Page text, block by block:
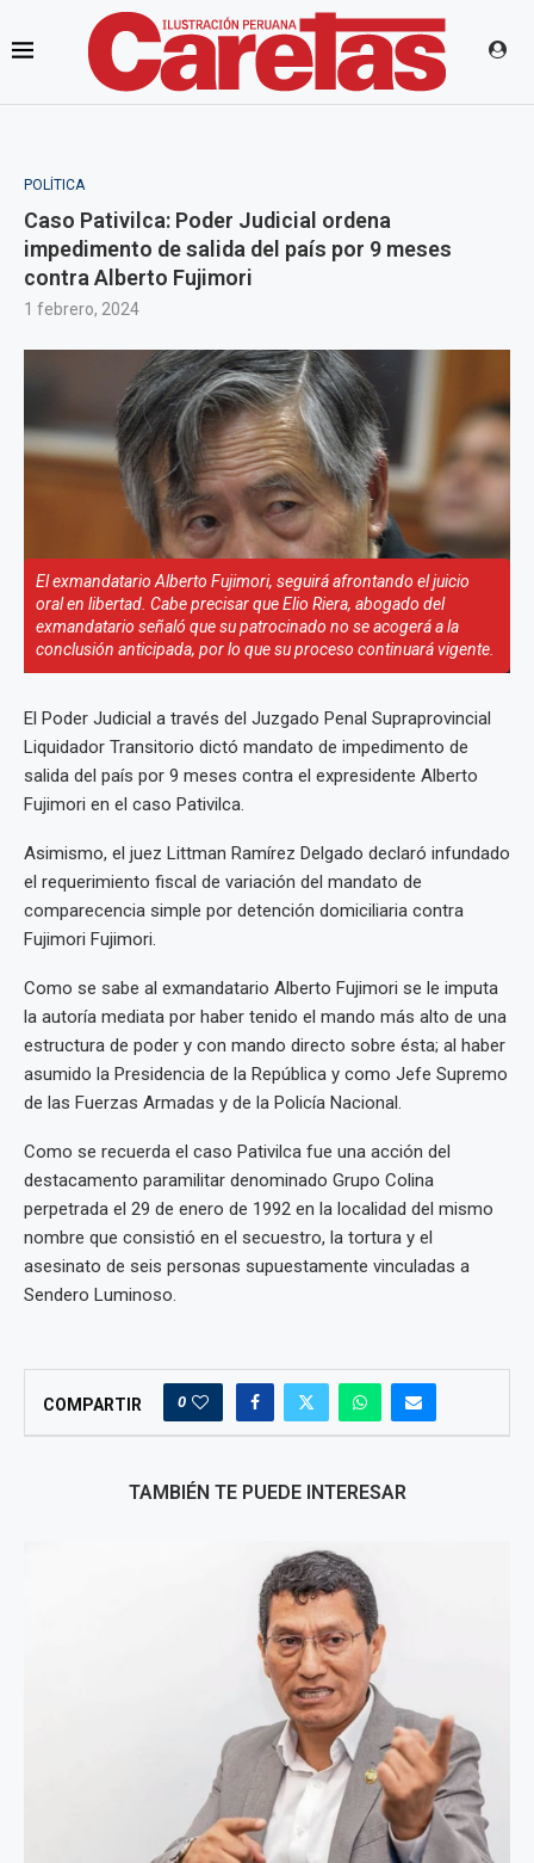
POLÍTICA
Caso Pativilca: Poder Judicial ordena
impedimento de salida del país por 9 meses
contra Alberto Fujimori
1 febrero, 2024
El exmandatario Alberto Fujimori, seguirá afrontando el juicio
oral en libertad. Cabe precisar que Elio Riera, abogado del
exmandatario señaló que su patrocinado no se acogerá a la
conclusión anticipada, por lo que su proceso continuará vigente.
El Poder Judicial a través del Juzgado Penal Supraprovincial
Liquidador Transitorio dictó mandato de impedimento de
salida del país por 9 meses contra el expresidente Alberto
Fujimori en el caso Pativilca.
Asimismo, el juez Littman Ramírez Delgado declaró infundado
el requerimiento fiscal de variación del mandato de
comparecencia simple por detención domiciliaria contra
Fujimori Fujimori.
Como se sabe al exmandatario Alberto Fujimori se le imputa
la autoría mediata por haber tenido el mando más alto de una
estructura de poder y con mando directo sobre ésta; al haber
asumido la Presidencia de la República y como Jefe Supremo
de las Fuerzas Armadas y de la Policía Nacional.
Como se recuerda el caso Pativilca fue una acción del
destacamento paramilitar denominado Grupo Colina
perpetrada el 29 de enero de 1992 en la localidad del mismo
nombre que consistió en el secuestro, la tortura y el
asesinato de seis personas supuestamente vinculadas a
Sendero Luminoso.
COMPARTIR 0
TAMBIÉN TE PUEDE INTERESAR